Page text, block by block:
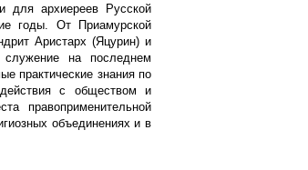
для архиереев Русской
годы. От Приамурской
Аристарх (Яцурин) и
служение на последнем
практические знания по
с обществом и
правоприменительной
объединениях и в